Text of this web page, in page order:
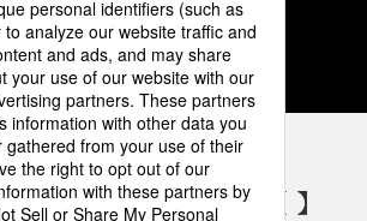
2 3 4 5
クの電気設備 SNSアカウント